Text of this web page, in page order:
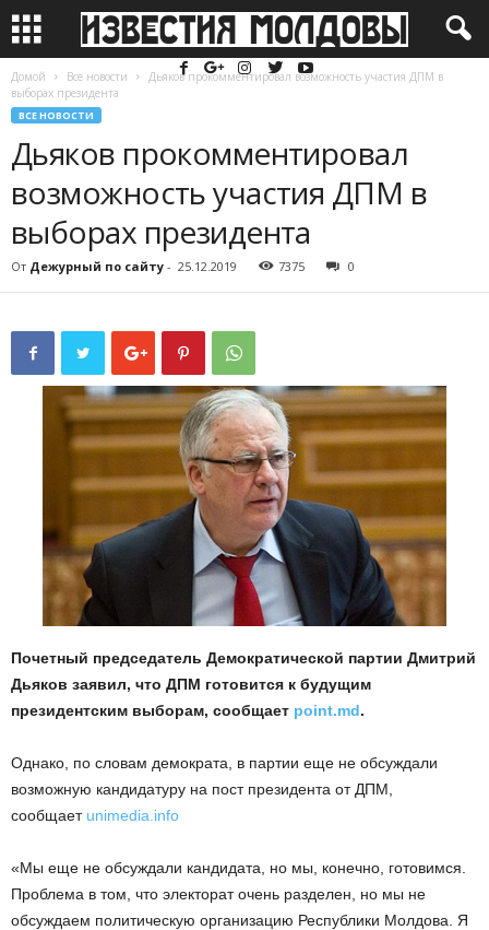
Домой Все новости
Дьяков прокомментировал возможность участия ДПМ в
выборах президента
ВСЕ НОВОСТИ
Дьяков прокомментировал
возможность участия ДПМ в
выборах президента
От Дежурный по сайту - 25.12.2019 7375 0
Почетный председатель Демократической партии Дмитрий
Дьяков заявил, что ДПМ готовится к будущим
президентским выборам, сообщает point.md.
Однако, по словам демократа, в партии еще не обсуждали
возможную кандидатуру на пост президента от ДПМ,
сообщаетunimedia.info
«Мы еще не обсуждали кандидата, но мы, конечно, готовимся.
Проблема в том, что электорат очень разделен, но мы не
обсуждаем политическую организацию Республики Молдова. Я